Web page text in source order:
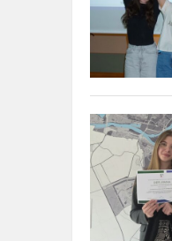
„Maironio
naktis“
Kauno
istorijos
konkursas
„Su
gimtadieniu,
mylimas